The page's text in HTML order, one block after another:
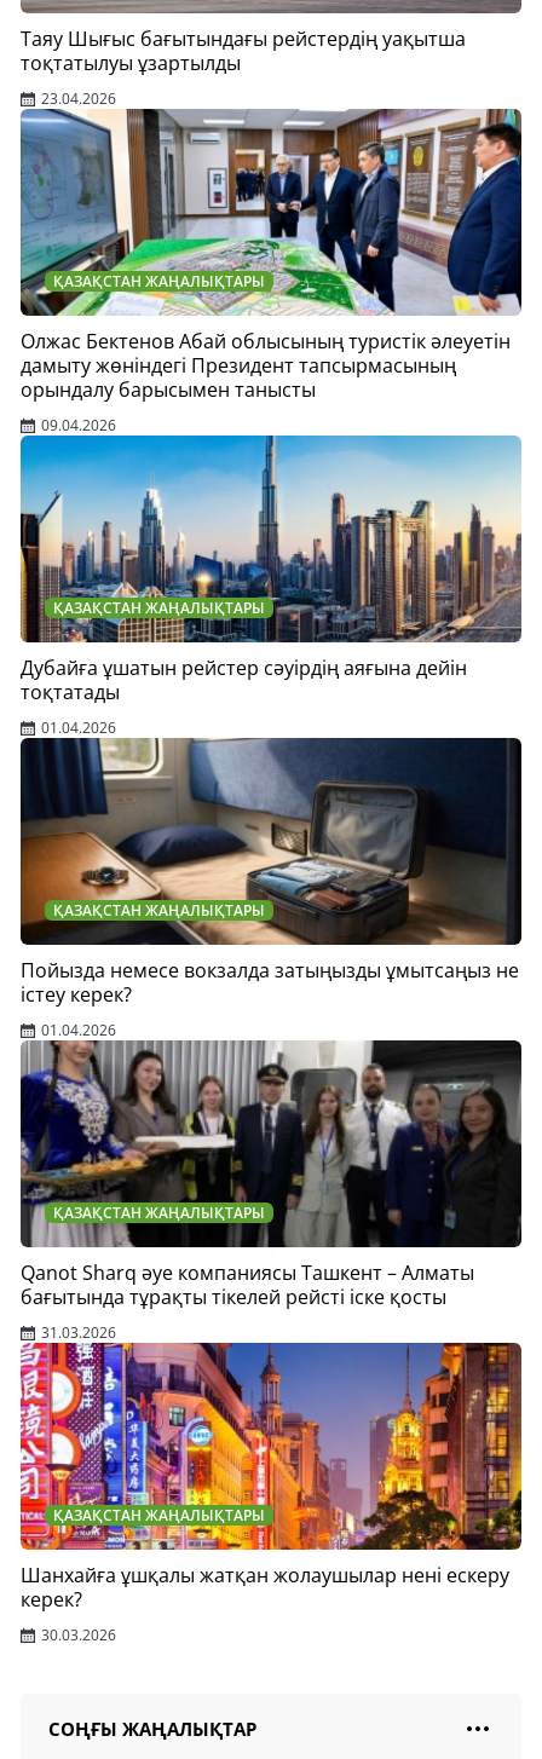
Таяу Шығыс бағытындағы рейстердің уақытша
тоқтатылуы ұзартылды
23.04.2026
ҚАЗАҚСТАН ЖАҢАЛЫҚТАРЫ
Олжас Бектенов Абай облысының туристік әлеуетін
дамыту жөніндегі Президент тапсырмасының
орындалу барысымен танысты
09.04.2026
ҚАЗАҚСТАН ЖАҢАЛЫҚТАРЫ
Дубайға ұшатын рейстер сәуірдің аяғына дейін
тоқтатады
01.04.2026
ҚАЗАҚСТАН ЖАҢАЛЫҚТАРЫ
Пойызда немесе вокзалда затыңызды ұмытсаңыз не
істеу керек?
01.04.2026
ҚАЗАҚСТАН ЖАҢАЛЫҚТАРЫ
Qanot Sharq әуе компаниясы Ташкент – Алматы
бағытында тұрақты тікелей рейсті іске қосты
31.03.2026
ҚАЗАҚСТАН ЖАҢАЛЫҚТАРЫ
Шанхайға ұшқалы жатқан жолаушылар нені ескеру
керек?
30.03.2026
СОҢҒЫ ЖАҢАЛЫҚТАР